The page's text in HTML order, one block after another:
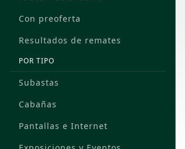
Con preoferta
Resultados de remates
POR TIPO
Subastas
Cabañas
Pantallas e Internet